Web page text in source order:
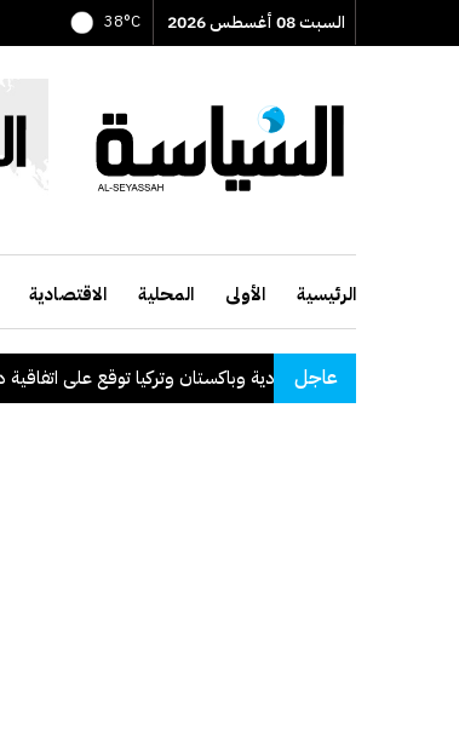
السبت 08 أغسطس 2026 38°C
الرئيسية الأولى المحلية الاقتصادية
عاجل
السعودية وباكستان وتركيا توقع على اتفاقية دفاع مشترك